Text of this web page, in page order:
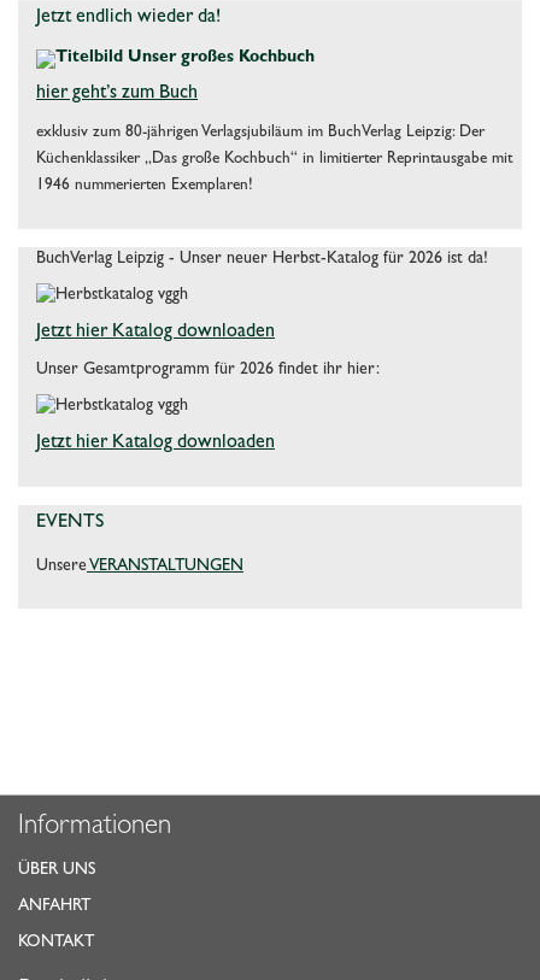
Jetzt endlich wieder da!
hier geht’s zum Buch
exklusiv zum 80-jährigen Verlagsjubiläum im BuchVerlag Leipzig: Der
Küchenklassiker „Das große Kochbuch“ in limitierter Reprintausgabe mit
1946 nummerierten Exemplaren!
BuchVerlag Leipzig - Unser neuer Herbst-Katalog für 2026 ist da!
Jetzt hier Katalog downloaden
Unser Gesamtprogramm für 2026 findet ihr hier:
Jetzt hier Katalog downloaden
EVENTS
Unsere VERANSTALTUNGEN
Informationen
ÜBER UNS
ANFAHRT
KONTAKT